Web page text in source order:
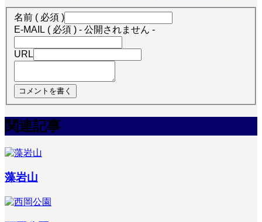
名前 ( 必須 )
E-MAIL ( 必須 ) - 公開されません -
URL
関連記事
藻岩山